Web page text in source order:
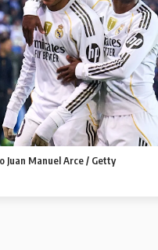
Juan Manuel Arce / Getty